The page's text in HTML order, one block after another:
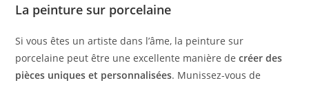
La peinture sur porcelaine
Si vous êtes un artiste dans l’âme, la peinture sur
porcelaine peut être une excellente manière decréer des
pièces uniques et personnalisées. Munissez-vous de